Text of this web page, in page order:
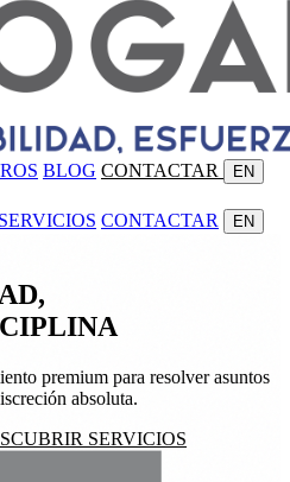
BLOG CONTACTAR EN
SERVICIOS CONTACTAR EN
premium para resolver asuntos
absoluta.
SERVICIOS